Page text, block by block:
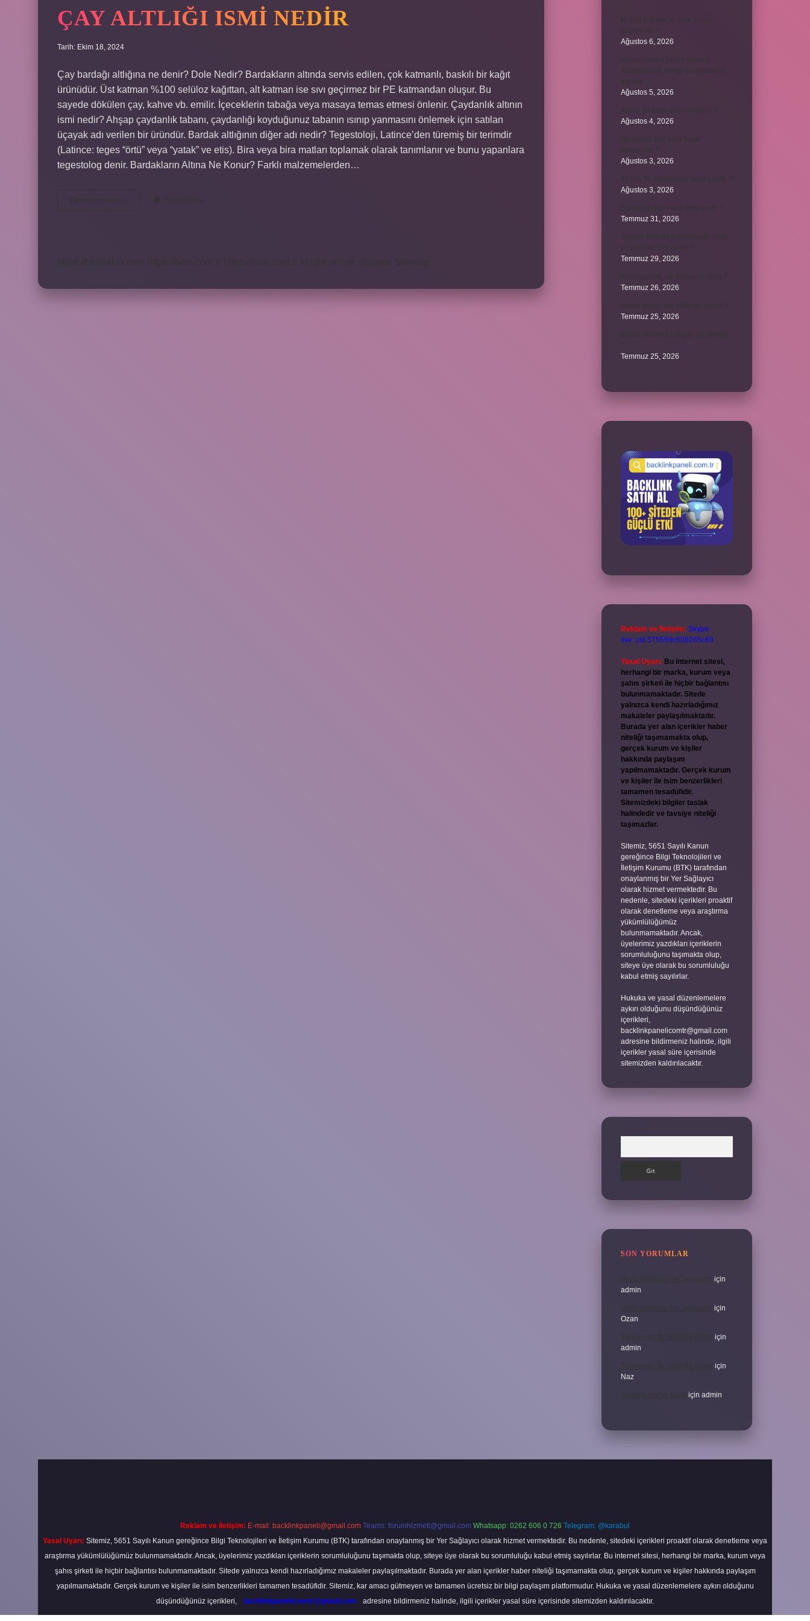
ÇAY ALTLIĞI ISMI NEDIR
Tarih: Ekim 18, 2024
Çay bardağı altlığına ne denir? Dole Nedir? Bardakların altında servis edilen, çok katmanlı, baskılı bir kağıt
ürünüdür. Üst katman %100 selüloz kağıttan, alt katman ise sıvı geçirmez bir PE katmandan oluşur. Bu
sayede dökülen çay, kahve vb. emilir. İçeceklerin tabağa veya masaya temas etmesi önlenir. Çaydanlık altının
ismi nedir? Ahşap çaydanlık tabanı, çaydanlığı koyduğunuz tabanın ısınıp yanmasını önlemek için satılan
üçayak adı verilen bir üründür. Bardak altlığının diğer adı nedir? Tegestoloji, Latince’den türemiş bir terimdir
(Latince: teges “örtü” veya “yatak” ve etis). Bira veya bira matları toplamak olarak tanımlanır ve bunu yapanlara
tegestolog denir. Bardakların Altına Ne Konur? Farklı malzemelerden…
Ağustos 6, 2026
Ağustos 5, 2026
Ağustos 4, 2026
Ağustos 3, 2026
Ağustos 3, 2026
Temmuz 31, 2026
Temmuz 29, 2026
Temmuz 26, 2026
Temmuz 25, 2026
Temmuz 25, 2026
Reklam ve İletişim: Skype:
live:.cid.575569c608265c69
Yasal Uyarı: Bu internet sitesi,
herhangi bir marka, kurum veya
şahıs şirketi ile hiçbir bağlantısı
bulunmamaktadır. Sitede
yalnızca kendi hazırladığımız
makaleler paylaşılmaktadır.
Burada yer alan içerikler haber
niteliği taşımamakta olup,
gerçek kurum ve kişiler
hakkında paylaşım
yapılmamaktadır. Gerçek kurum
ve kişiler ile isim benzerlikleri
tamamen tesadüfidir.
Sitemizdeki bilgiler taslak
halindedir ve tavsiye niteliği
taşımazlar.
Sitemiz, 5651 Sayılı Kanun
gereğince Bilgi Teknolojileri ve
İletişim Kurumu (BTK) tarafından
onaylanmış bir Yer Sağlayıcı
olarak hizmet vermektedir. Bu
nedenle, sitedeki içerikleri proaktif
olarak denetleme veya araştırma
yükümlülüğümüz
bulunmamaktadır. Ancak,
üyelerimiz yazdıkları içeriklerin
sorumluluğunu taşımakta olup,
siteye üye olarak bu sorumluluğu
kabul etmiş sayılırlar.
Hukuka ve yasal düzenlemelere
aykırı olduğunu düşündüğünüz
içerikleri,
backlinkpanelicomtr@gmail.com
adresine bildirmeniz halinde, ilgili
içerikler yasal süre içerisinde
sitemizden kaldırılacaktır.
SON YORUMLAR
Veda Mektubu Ne Zamandır için
admin
Veda Mektubu Ne Zamandır için
Ozan
Türkiyenin Ilk Sözlüğü Nedir için
admin
Türkiyenin Ilk Sözlüğü Nedir için
Naz
Sardina Hangi Balık için admin
Reklam ve İletişim: E-mail: backlinkpaneli@gmail.com Teams: forumhizmeti@gmail.com Whatsapp: 0262 606 0 726 Telegram: @karabul
Yasal Uyarı: Sitemiz, 5651 Sayılı Kanun gereğince Bilgi Teknolojileri ve İletişim Kurumu (BTK) tarafından onaylanmış bir Yer Sağlayıcı olarak hizmet vermektedir. Bu nedenle, sitedeki içerikleri proaktif olarak denetleme veya
araştırma yükümlülüğümüz bulunmamaktadır. Ancak, üyelerimiz yazdıkları içeriklerin sorumluluğunu taşımakta olup, siteye üye olarak bu sorumluluğu kabul etmiş sayılırlar. Bu internet sitesi, herhangi bir marka, kurum veya
şahıs şirketi ile hiçbir bağlantısı bulunmamaktadır. Sitede yalnızca kendi hazırladığımız makaleler paylaşılmaktadır. Burada yer alan içerikler haber niteliği taşımamakta olup, gerçek kurum ve kişiler hakkında paylaşım
yapılmamaktadır. Gerçek kurum ve kişiler ile isim benzerlikleri tamamen tesadüfidir. Sitemiz, kar amacı gütmeyen ve tamamen ücretsiz bir bilgi paylaşım platformudur. Hukuka ve yasal düzenlemelere aykırı olduğunu
düşündüğünüz içerikleri,
backlinkpanelicomtr@gmail.com adresine bildirmeniz halinde, ilgili içerikler yasal süre içerisinde sitemizden kaldırılacaktır.